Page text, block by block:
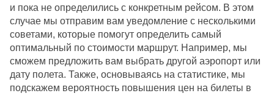
и пока не определились с конкретным рейсом. В этом
случае мы отправим вам уведомление с несколькими
советами, которые помогут определить самый
оптимальный по стоимости маршрут. Например, мы
сможем предложить вам выбрать другой аэропорт или
дату полета. Также, основываясь на статистике, мы
подскажем вероятность повышения цен на билеты в